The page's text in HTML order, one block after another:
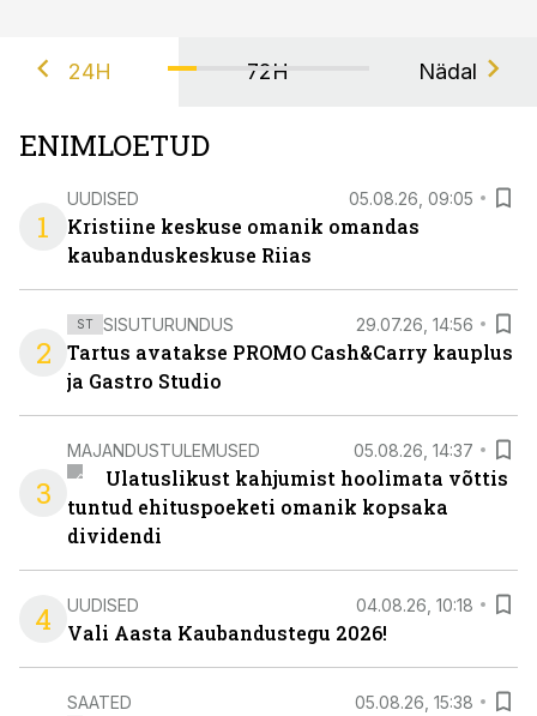
24H 72H Nädal
ENIMLOETUD
1
UUDISED 05.08.26, 09:05
Kristiine keskuse omanik omandas
kaubanduskeskuse Riias
2
ST SISUTURUNDUS 29.07.26, 14:56
Tartus avatakse PROMO Cash&Carry kauplus
ja Gastro Studio
3
MAJANDUSTULEMUSED 05.08.26, 14:37
Ulatuslikust kahjumist hoolimata võttis
tuntud ehituspoeketi omanik kopsaka
dividendi
4 UUDISED 04.08.26, 10:18
Vali Aasta Kaubandustegu 2026!
SAATED 05.08.26, 15:38